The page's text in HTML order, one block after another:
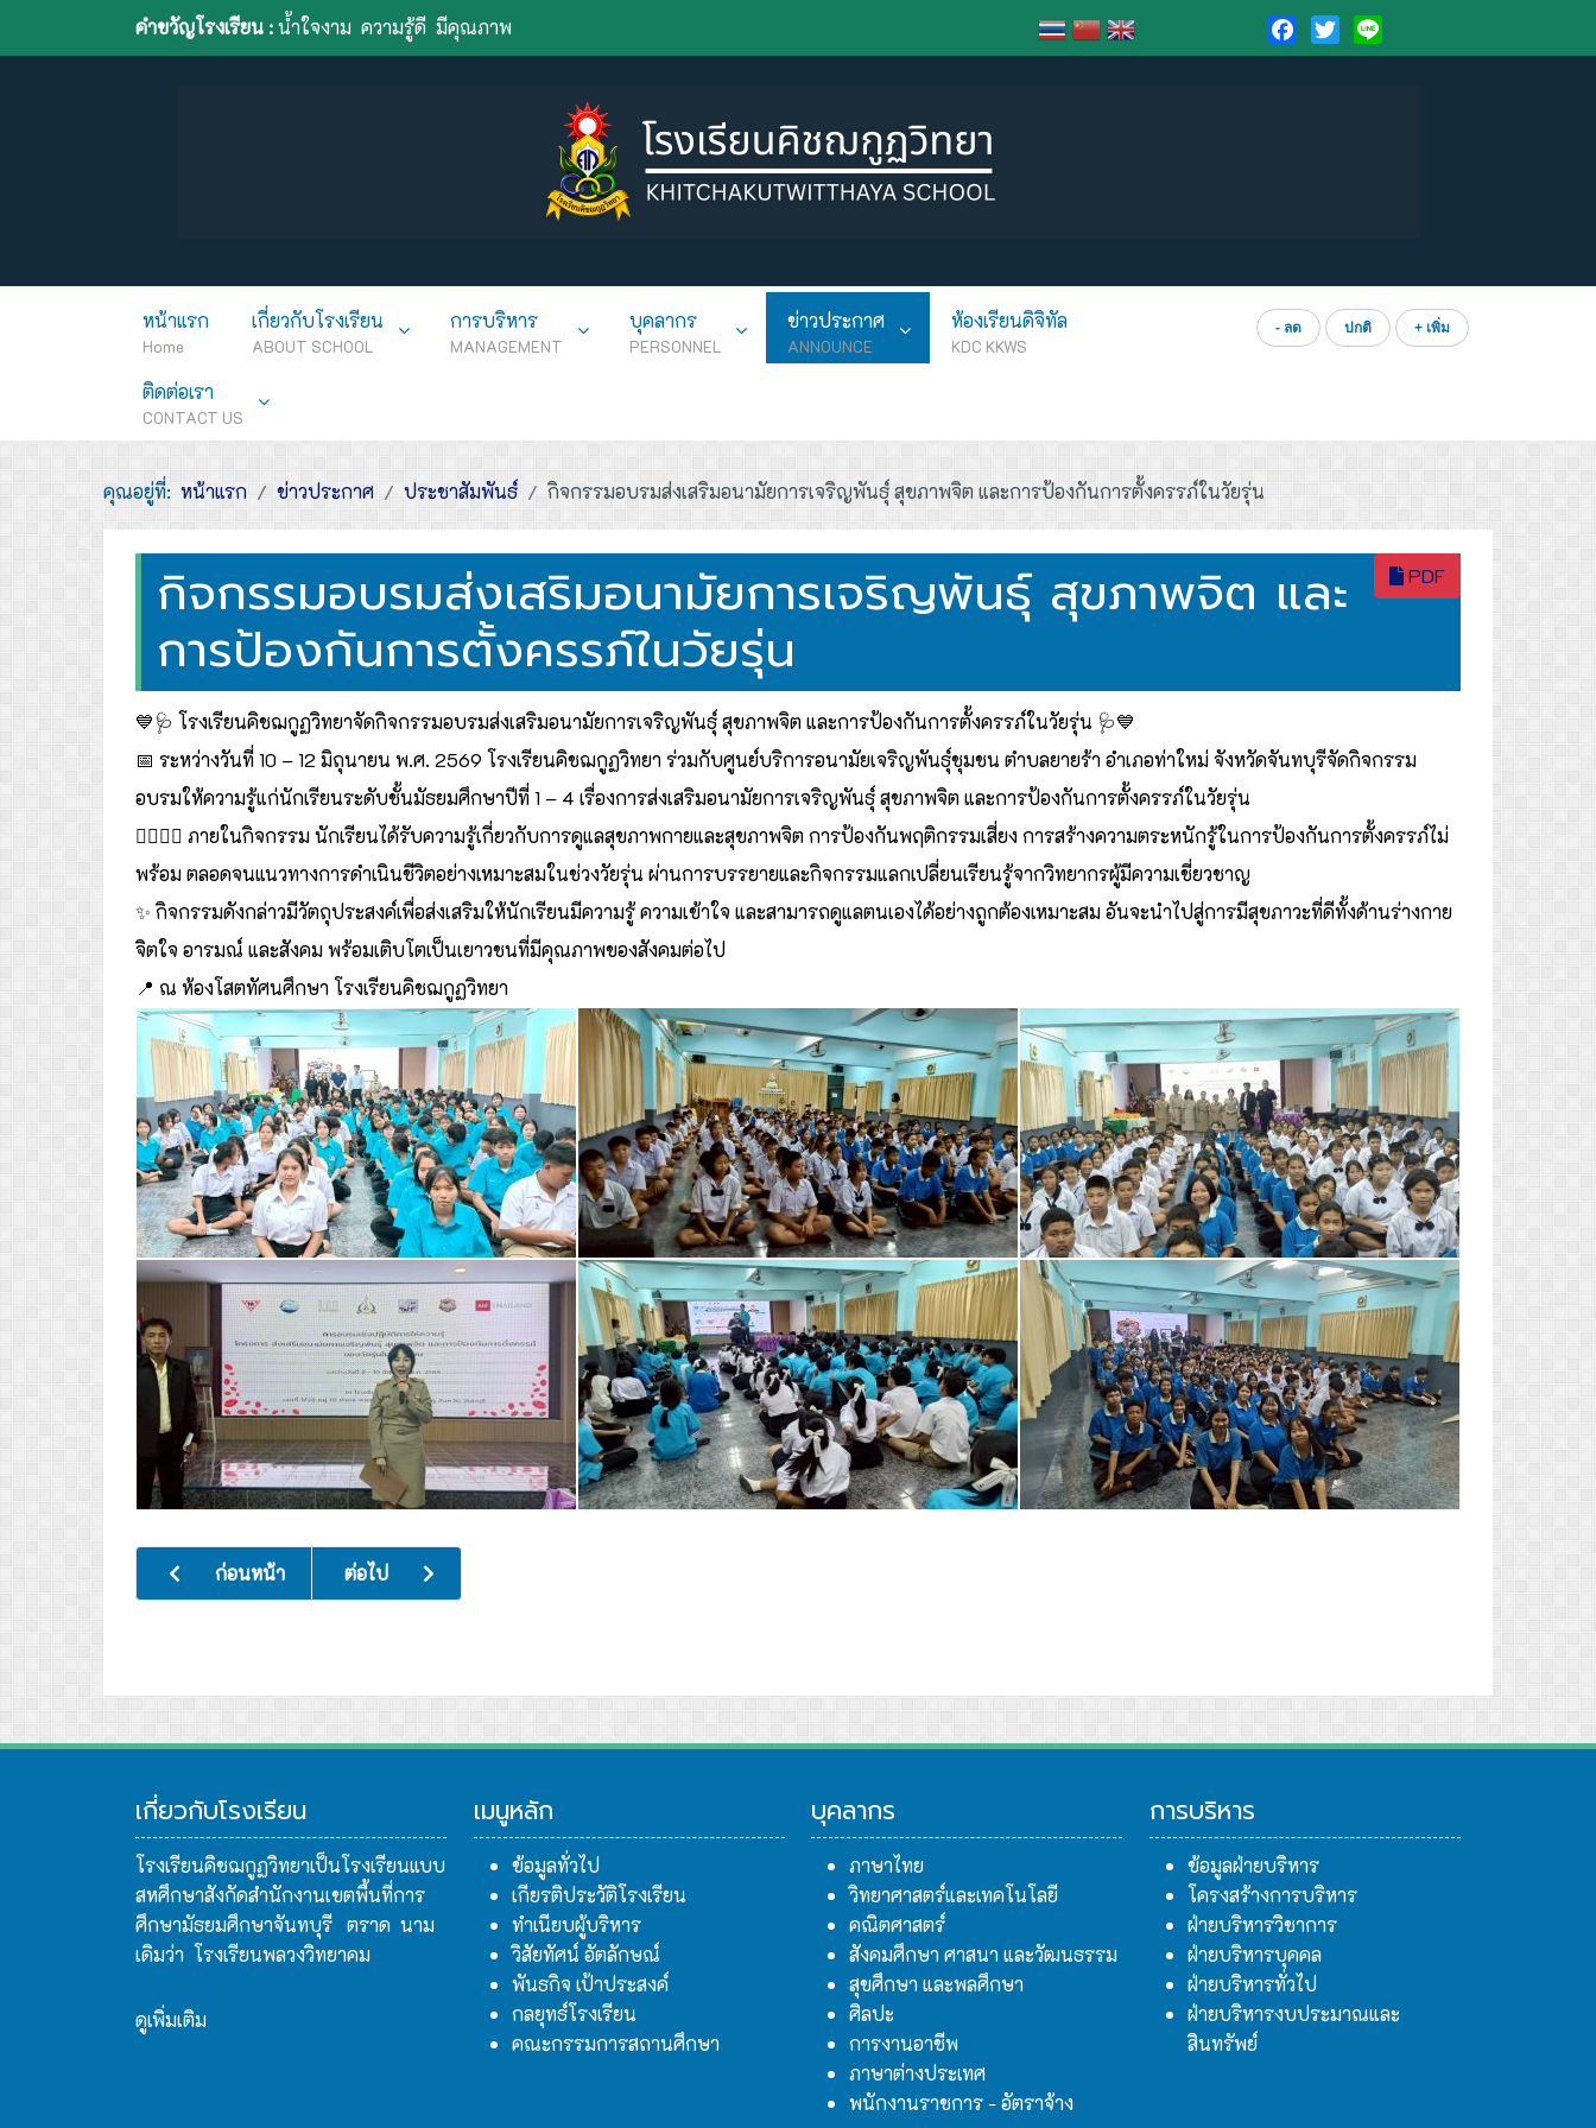
คำขวัญโรงเรียน :น้ำใจงาม ความรู้ดี มีคุณภาพ
Facebook
TwitterLine
หน้าแรก
Home
เกี่ยวกับโรงเรียน
ABOUT SCHOOL
การบริหาร
MANAGEMENT
บุคลากร
PERSONNEL
ข่าวประกาศ
ANNOUNCE
ห้องเรียนดิจิทัล
KDC KKWS
ติดต่อเรา
CONTACT US
- ลด ปกติ + เพิ่ม
คุณอยู่ที่: หน้าแรก ข่าวประกาศ ประชาสัมพันธ์ กิจกรรมอบรมส่งเสริมอนามัยการเจริญพันธุ์ สุขภาพจิต และการป้องกันการตั้งครรภ์ในวัยรุ่น
PDF
กิจกรรมอบรมส่งเสริมอนามัยการเจริญพันธุ์ สุขภาพจิต และ
การป้องกันการตั้งครรภ์ในวัยรุ่น
💙🩺 โรงเรียนคิชฌกูฏวิทยาจัดกิจกรรมอบรมส่งเสริมอนามัยการเจริญพันธุ์ สุขภาพจิต และการป้องกันการตั้งครรภ์ในวัยรุ่น 🩺💙
📅 ระหว่างวันที่ 10 – 12 มิถุนายน พ.ศ. 2569 โรงเรียนคิชฌกูฏวิทยา ร่วมกับศูนย์บริการอนามัยเจริญพันธุ์ชุมชน ตำบลยายร้า อำเภอท่าใหม่ จังหวัดจันทบุรีจัดกิจกรรม
อบรมให้ความรู้แก่นักเรียนระดับชั้นมัธยมศึกษาปีที่ 1 – 4 เรื่องการส่งเสริมอนามัยการเจริญพันธุ์ สุขภาพจิต และการป้องกันการตั้งครรภ์ในวัยรุ่น
👩‍⚕️👨‍⚕️ ภายในกิจกรรม นักเรียนได้รับความรู้เกี่ยวกับการดูแลสุขภาพกายและสุขภาพจิต การป้องกันพฤติกรรมเสี่ยง การสร้างความตระหนักรู้ในการป้องกันการตั้งครรภ์ไม่
พร้อม ตลอดจนแนวทางการดำเนินชีวิตอย่างเหมาะสมในช่วงวัยรุ่น ผ่านการบรรยายและกิจกรรมแลกเปลี่ยนเรียนรู้จากวิทยากรผู้มีความเชี่ยวชาญ
✨ กิจกรรมดังกล่าวมีวัตถุประสงค์เพื่อส่งเสริมให้นักเรียนมีความรู้ ความเข้าใจ และสามารถดูแลตนเองได้อย่างถูกต้องเหมาะสม อันจะนำไปสู่การมีสุขภาวะที่ดีทั้งด้านร่างกาย
จิตใจ อารมณ์ และสังคม พร้อมเติบโตเป็นเยาวชนที่มีคุณภาพของสังคมต่อไป
📍 ณ ห้องโสตทัศนศึกษา โรงเรียนคิชฌกูฏวิทยา
เนื้อหาก่อนหน้า: กิจกรรมวันต่อต้านยาเสพติดโลก ประจำปี 2569
ก่อนหน้า เนื้อหาถัดไป: ร่วมพิธีทำบุญฉลองอายุวัฒนมงคล และรับมอบทุนการศึกษา
ต่อไป
เกี่ยวกับโรงเรียน
โรงเรียนคิชฌกูฏวิทยาเป็นโรงเรียนแบบ
สหศึกษาสังกัดสำนักงานเขตพื้นที่การ
ศึกษามัธยมศึกษาจันทบุรี ตราด นาม
เดิมว่า โรงเรียนพลวงวิทยาคม
ดูเพิ่มเติม
เมนูหลัก
ข้อมูลทั่วไป
เกียรติประวัติโรงเรียน
ทำเนียบผู้บริหาร
วิสัยทัศน์ อัตลักษณ์
พันธกิจ เป้าประสงค์
กลยุทธ์โรงเรียน
คณะกรรมการสถานศึกษา
บุคลากร
ภาษาไทย
วิทยาศาสตร์และเทคโนโลยี
คณิตศาสตร์
สังคมศึกษา ศาสนา และวัฒนธรรม
สุขศึกษา และพลศึกษา
ศิลปะ
การงานอาชีพ
ภาษาต่างประเทศ
พนักงานราชการ - อัตราจ้าง
การบริหาร
ข้อมูลฝ่ายบริหาร
โครงสร้างการบริหาร
ฝ่ายบริหารวิชาการ
ฝ่ายบริหารบุคคล
ฝ่ายบริหารทั่วไป
ฝ่ายบริหารงบประมาณและ
สินทรัพย์